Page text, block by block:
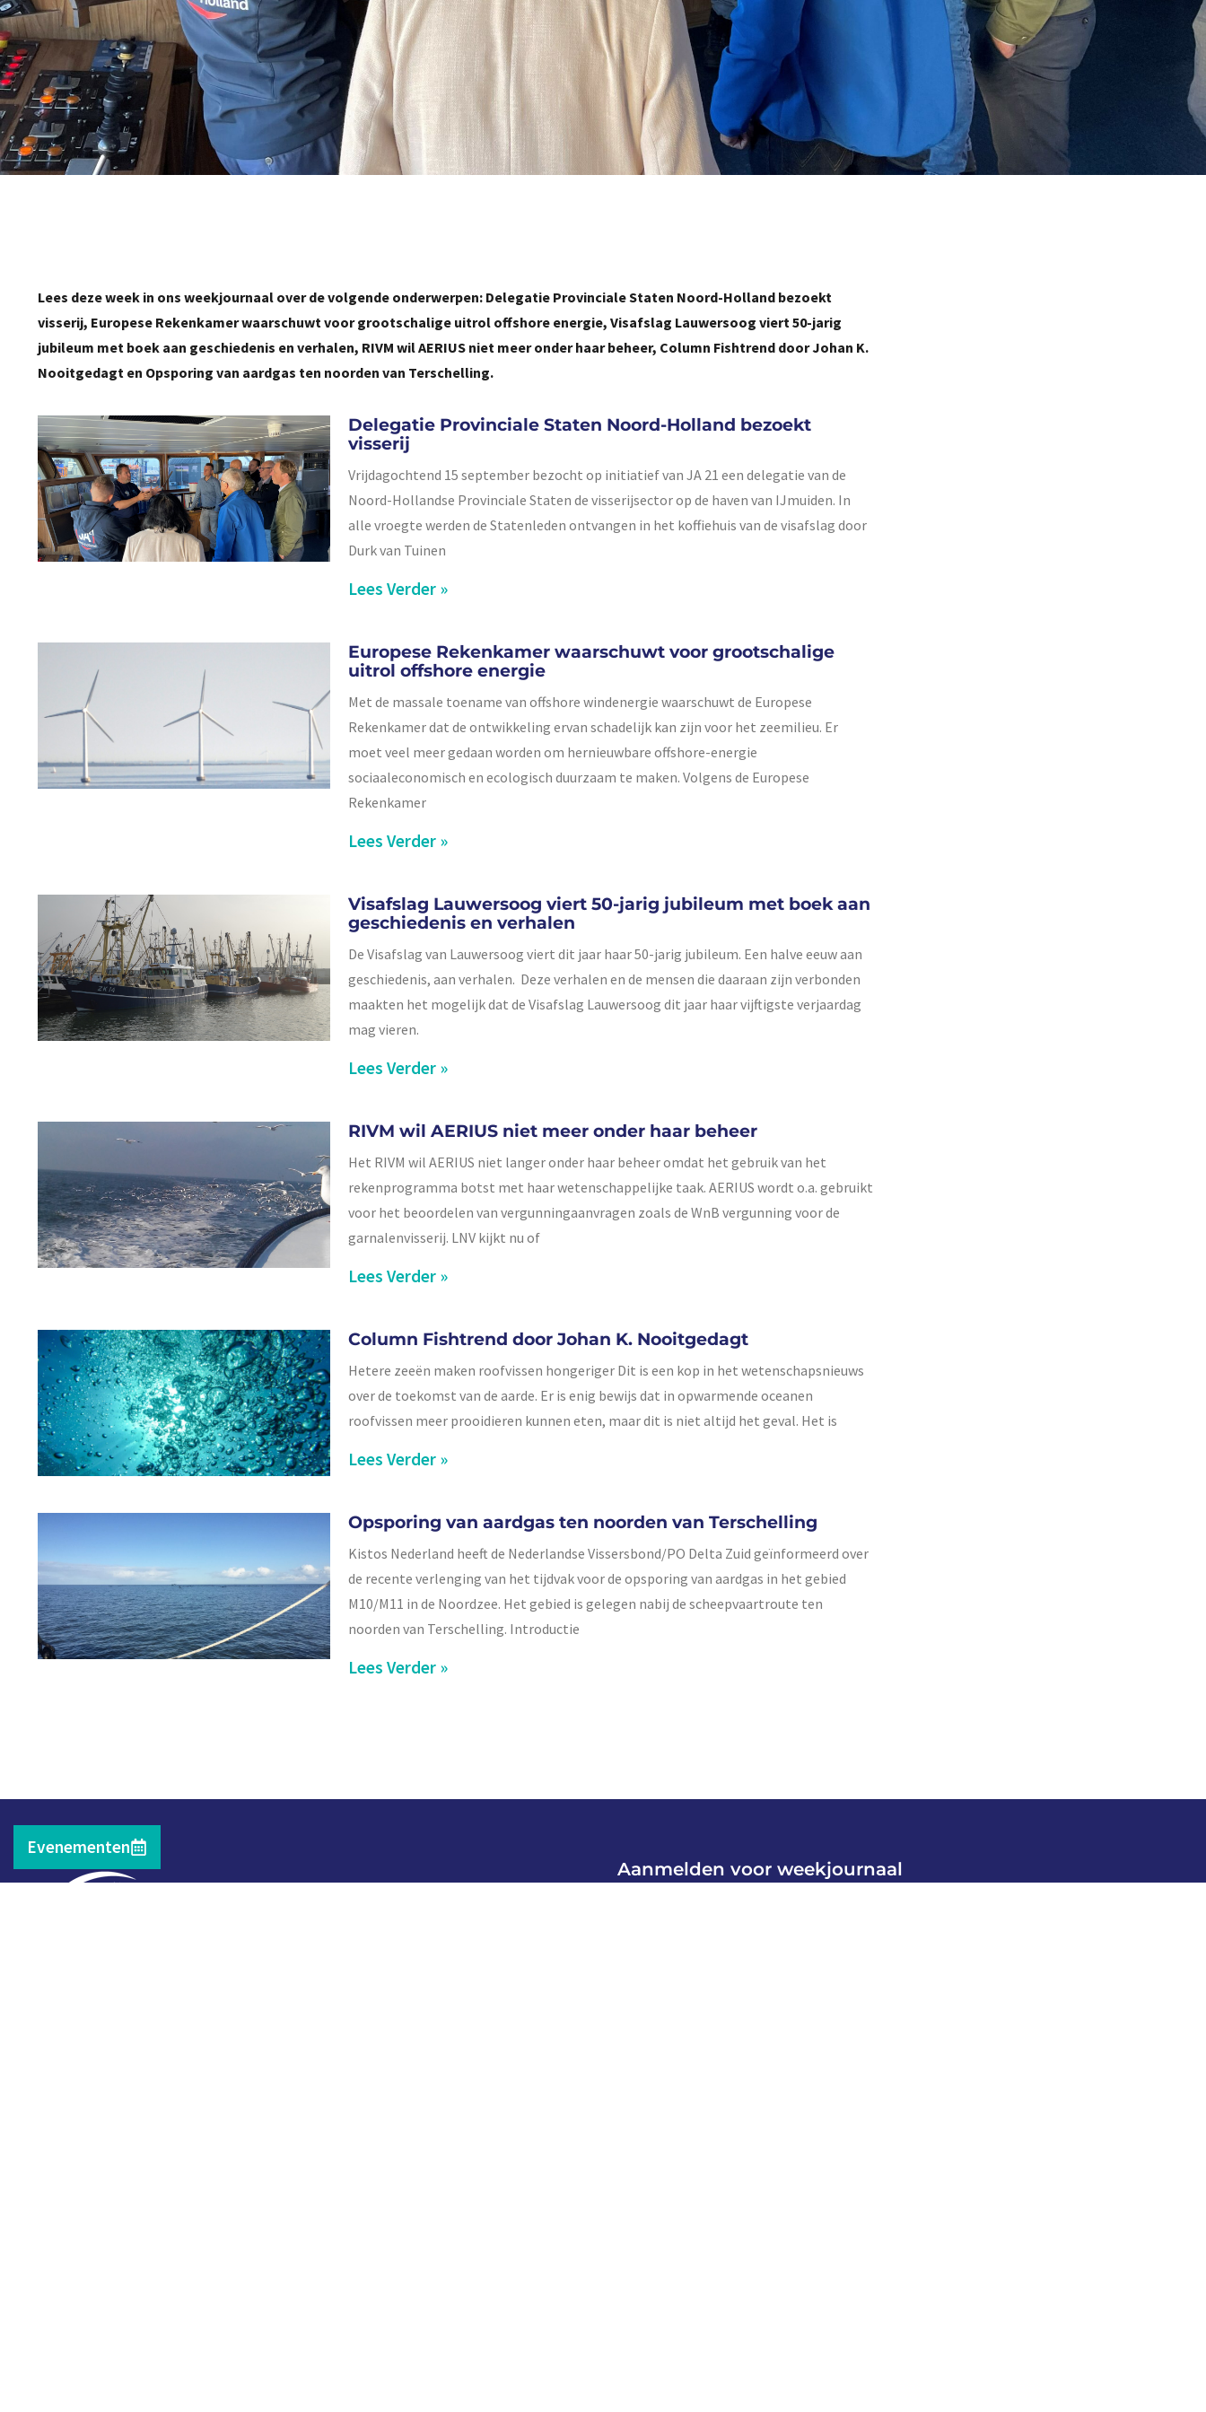
Lees deze week in ons weekjournaal over de volgende onderwerpen: Delegatie Provinciale Staten Noord-Holland bezoekt
visserij, Europese Rekenkamer waarschuwt voor grootschalige uitrol offshore energie, Visafslag Lauwersoog viert 50-jarig
jubileum met boek aan geschiedenis en verhalen, RIVM wil AERIUS niet meer onder haar beheer, Column Fishtrend door Johan K.
Nooitgedagt en Opsporing van aardgas ten noorden van Terschelling.
Delegatie Provinciale Staten Noord-Holland bezoekt
visserij
Vrijdagochtend 15 september bezocht op initiatief van JA 21 een delegatie van de
Noord-Hollandse Provinciale Staten de visserijsector op de haven van IJmuiden. In
alle vroegte werden de Statenleden ontvangen in het koffiehuis van de visafslag door
Durk van Tuinen
Lees Verder »
Europese Rekenkamer waarschuwt voor grootschalige
uitrol offshore energie
Met de massale toename van offshore windenergie waarschuwt de Europese
Rekenkamer dat de ontwikkeling ervan schadelijk kan zijn voor het zeemilieu. Er
moet veel meer gedaan worden om hernieuwbare offshore-energie
sociaaleconomisch en ecologisch duurzaam te maken. Volgens de Europese
Rekenkamer
Lees Verder »
Visafslag Lauwersoog viert 50-jarig jubileum met boek aan
geschiedenis en verhalen
De Visafslag van Lauwersoog viert dit jaar haar 50-jarig jubileum. Een halve eeuw aan
geschiedenis, aan verhalen. Deze verhalen en de mensen die daaraan zijn verbonden
maakten het mogelijk dat de Visafslag Lauwersoog dit jaar haar vijftigste verjaardag
mag vieren.
Lees Verder »
RIVM wil AERIUS niet meer onder haar beheer
Het RIVM wil AERIUS niet langer onder haar beheer omdat het gebruik van het
rekenprogramma botst met haar wetenschappelijke taak. AERIUS wordt o.a. gebruikt
voor het beoordelen van vergunningaanvragen zoals de WnB vergunning voor de
garnalenvisserij. LNV kijkt nu of
Lees Verder »
Column Fishtrend door Johan K. Nooitgedagt
Hetere zeeën maken roofvissen hongeriger Dit is een kop in het wetenschapsnieuws
over de toekomst van de aarde. Er is enig bewijs dat in opwarmende oceanen
roofvissen meer prooidieren kunnen eten, maar dit is niet altijd het geval. Het is
Lees Verder »
Opsporing van aardgas ten noorden van Terschelling
Kistos Nederland heeft de Nederlandse Vissersbond/PO Delta Zuid geïnformeerd over
de recente verlenging van het tijdvak voor de opsporing van aardgas in het gebied
M10/M11 in de Noordzee. Het gebied is gelegen nabij de scheepvaartroute ten
noorden van Terschelling. Introductie
Lees Verder »
Evenementen
Aanmelden voor weekjournaal